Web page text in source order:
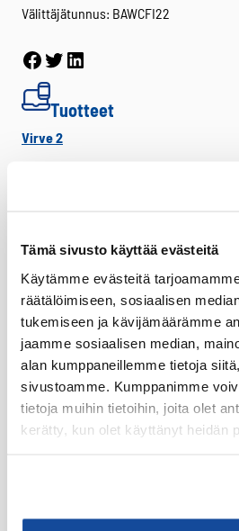
Tämä sivusto käyttää evästeitä
Käytämme evästeitä
räätälöimiseen, sosiaalisen
tukemiseen ja kävijämäärämme
jaamme sosiaalisen median,
alan kumppaneillemme tietoja
sivustoamme. Kumppanimme
tietoja muihin tietoihin, joita olet
kerätty, kun olet käyttänyt heidän
Välittäjätunnus: BAWCFI22
Twitter
Tuotteet
Virve 2
Akut
Antennit
Drone -lisätarvikkeet
LTE HF-Lisälaitteet
Kantovarusteet
Lataustarvikkeet
Lisäosat ja tarvikkeet